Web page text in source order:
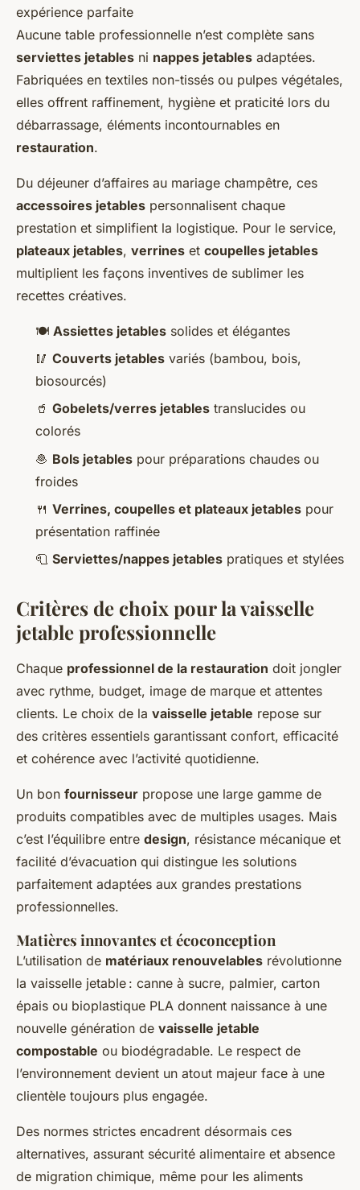
Aucune table professionnelle n’est complète sans
serviettes jetables ni nappes jetables adaptées.
Fabriquées en textiles non-tissés ou pulpes végétales,
elles offrent raffinement, hygiène et praticité lors du
débarrassage, éléments incontournables en
restauration.
Du déjeuner d’affaires au mariage champêtre, ces
accessoires jetables personnalisent chaque
prestation et simplifient la logistique. Pour le service,
plateaux jetables, verrines et coupelles jetables
multiplient les façons inventives de sublimer les
recettes créatives.
🍽️ Assiettes jetables solides et élégantes
🥢 Couverts jetables variés (bambou, bois,
biosourcés)
🥤 Gobelets/verres jetables translucides ou
colorés
🧆 Bols jetables pour préparations chaudes ou
froides
🍴 Verrines, coupelles et plateaux jetables pour
présentation raffinée
🧻 Serviettes/nappes jetables pratiques et stylées
Critères de choix pour la vaisselle
jetable professionnelle
Chaque professionnel de la restauration doit jongler
avec rythme, budget, image de marque et attentes
clients. Le choix de la vaisselle jetable repose sur
des critères essentiels garantissant confort, efficacité
et cohérence avec l’activité quotidienne.
Un bon fournisseur propose une large gamme de
produits compatibles avec de multiples usages. Mais
c’est l’équilibre entre design, résistance mécanique et
facilité d’évacuation qui distingue les solutions
parfaitement adaptées aux grandes prestations
professionnelles.
Matières innovantes et écoconception
L’utilisation de matériaux renouvelables révolutionne
la vaisselle jetable : canne à sucre, palmier, carton
épais ou bioplastique PLA donnent naissance à une
nouvelle génération de vaisselle jetable
compostable ou biodégradable. Le respect de
l’environnement devient un atout majeur face à une
clientèle toujours plus engagée.
Des normes strictes encadrent désormais ces
alternatives, assurant sécurité alimentaire et absence
de migration chimique, même pour les aliments